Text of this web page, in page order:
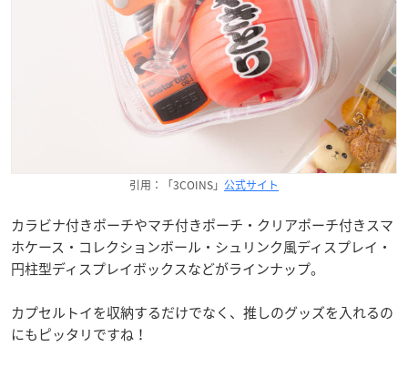
引用：「3COINS」 公式サイト
カラビナ付きポーチやマチ付きポーチ・クリアポーチ付きスマ
ホケース・コレクションボール・シュリンク風ディスプレイ・
円柱型ディスプレイボックスなどがラインナップ。
カプセルトイを収納するだけでなく、推しのグッズを入れるの
にもピッタリですね！